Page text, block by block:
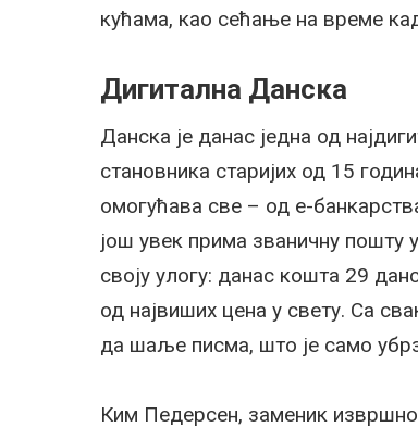
кућама, као сећање на време
Дигитална Данска
Данска је данас једна од
становника старијих од 15
омогућава све – од е-
још увек прима званичну пошту
своју улогу: данас кошта 29
од највиших цена у свету. Са
да шаље писма, што је само
Ким Педерсен, заменик